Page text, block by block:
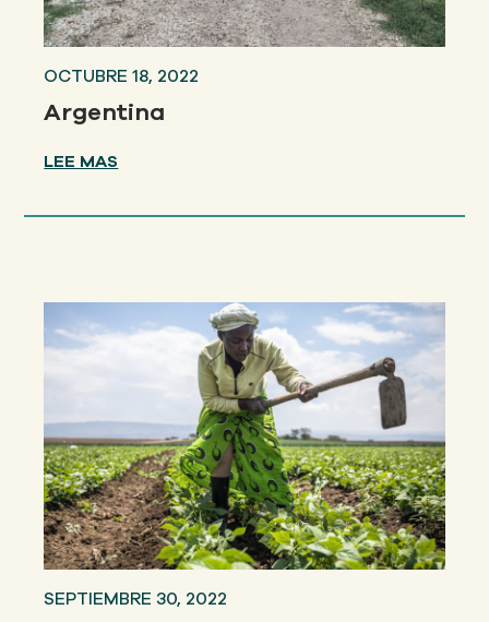
OCTUBRE 18, 2022
Argentina
LEE MAS
SEPTIEMBRE 30, 2022